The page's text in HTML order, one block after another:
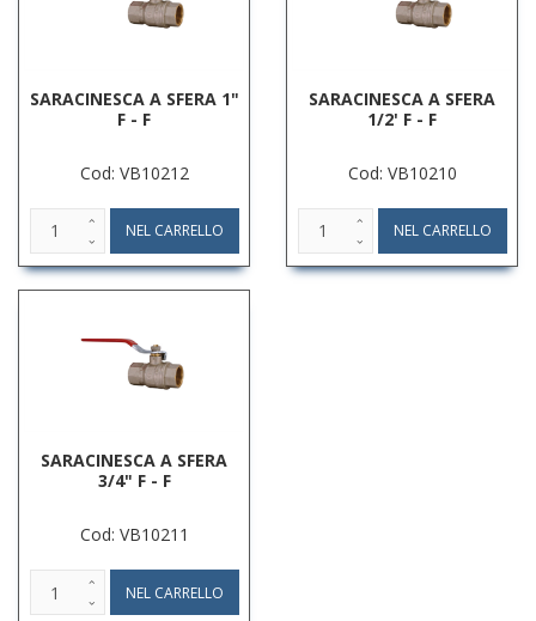
SARACINESCA A SFERA 1"
F - F
Cod: VB10212
SARACINESCA A SFERA
1/2' F - F
Cod: VB10210
SARACINESCA A SFERA
3/4" F - F
Cod: VB10211